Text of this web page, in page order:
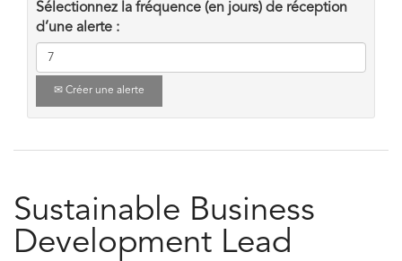
Sélectionnez la fréquence (en jours) de réception
d’une alerte :
Créer une alerte
Sustainable Business
Development Lead